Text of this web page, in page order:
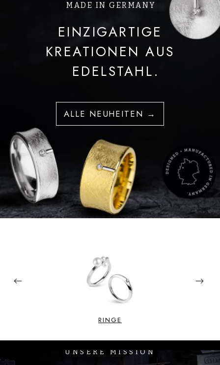
MADE IN GERMANY
EINZIGARTIGE
KREATIONEN AUS
EDELSTAHL.
ALLE NEUHEITEN →
RINGE
Previous Next
UNSERE MISSION